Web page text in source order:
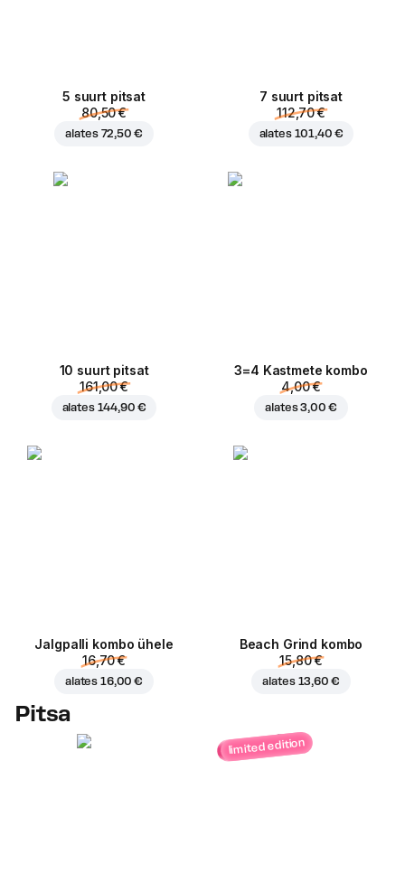
5 suurt pitsat
80,50 €
alates 72,50 €
7 suurt pitsat
112,70 €
alates 101,40 €
10 suurt pitsat
161,00 €
alates 144,90 €
3=4 Kastmete kombo
4,00 €
alates3,00 €
Jalgpalli kombo ühele
16,70 €
alates 16,00 €
Beach Grind kombo
15,80 €
alates 13,60 €
Pitsa
limited edition